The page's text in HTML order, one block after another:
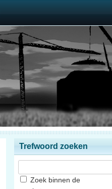
Trefwoord zoeken
Zoek binnen de